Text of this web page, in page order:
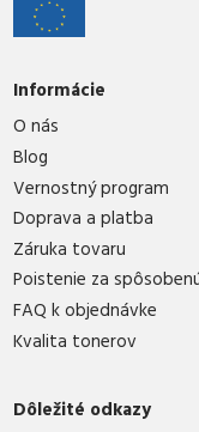
Informácie
O nás
Blog
Vernostný program
Doprava a platba
Záruka tovaru
Poistenie za
FAQ k objednávke
Kvalita tonerov
Dôležité odkazy